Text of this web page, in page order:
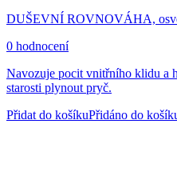
DUŠEVNÍ ROVNOVÁHA,
0 hodnocení
Navozuje pocit vnitřního klidu a
starosti plynout pryč.
Přidat do košíkuPřidáno do